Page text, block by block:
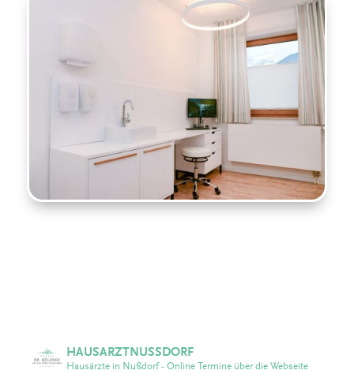
HAUSARZTNUSSDORF
Hausärzte in Nußdorf - Online Termine über die Webseite